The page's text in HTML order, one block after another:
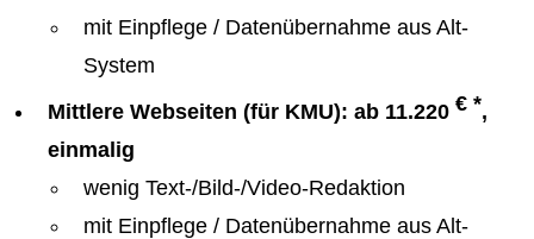
mit Einpflege / Datenübernahme aus Alt-
System
Mittlere Webseiten (für KMU): ab 11.220 € *,
einmalig
wenig Text-/Bild-/Video-Redaktion
mit Einpflege / Datenübernahme aus Alt-